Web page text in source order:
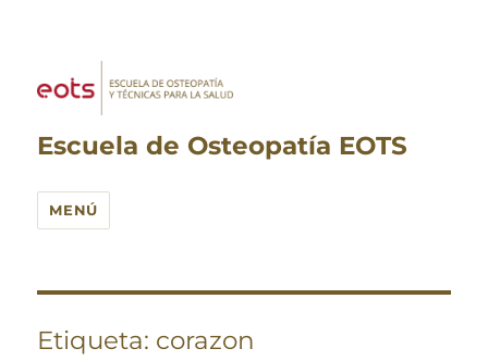
Escuela de Osteopatía EOTS
MENÚ
Etiqueta: corazon